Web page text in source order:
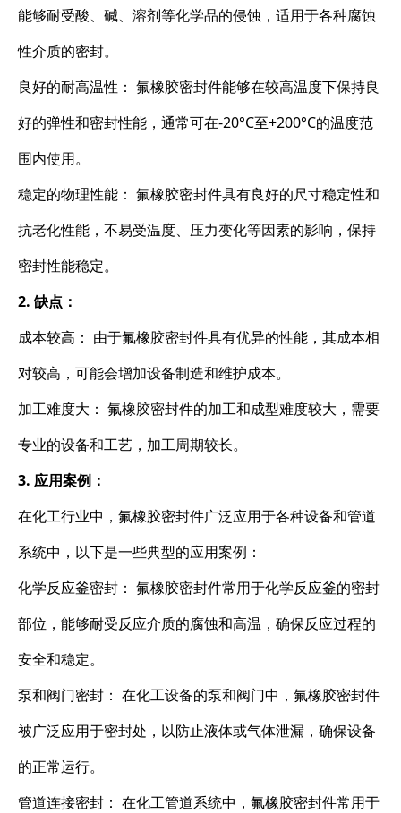
能够耐受酸、碱、溶剂等化学品的侵蚀，适用于各种腐蚀
性介质的密封。
良好的耐高温性： 氟橡胶密封件能够在较高温度下保持良
好的弹性和密封性能，通常可在-20°C至+200°C的温度范
围内使用。
稳定的物理性能： 氟橡胶密封件具有良好的尺寸稳定性和
抗老化性能，不易受温度、压力变化等因素的影响，保持
密封性能稳定。
2. 缺点：
成本较高： 由于氟橡胶密封件具有优异的性能，其成本相
对较高，可能会增加设备制造和维护成本。
加工难度大： 氟橡胶密封件的加工和成型难度较大，需要
专业的设备和工艺，加工周期较长。
3. 应用案例：
在化工行业中，氟橡胶密封件广泛应用于各种设备和管道
系统中，以下是一些典型的应用案例：
化学反应釜密封： 氟橡胶密封件常用于化学反应釜的密封
部位，能够耐受反应介质的腐蚀和高温，确保反应过程的
安全和稳定。
泵和阀门密封： 在化工设备的泵和阀门中，氟橡胶密封件
被广泛应用于密封处，以防止液体或气体泄漏，确保设备
的正常运行。
管道连接密封： 在化工管道系统中，氟橡胶密封件常用于